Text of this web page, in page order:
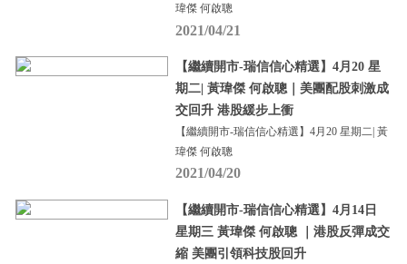
瑋傑 何啟聰
2021/04/21
【繼續開市-瑞信信心精選】4月20 星
期二| 黃瑋傑 何啟聰｜美團配股刺激成
交回升 港股緩步上衝
【繼續開市-瑞信信心精選】4月20 星期二| 黃
瑋傑 何啟聰
2021/04/20
【繼續開市-瑞信信心精選】4月14日
星期三 黃瑋傑 何啟聰 ｜港股反彈成交
縮 美團引領科技股回升